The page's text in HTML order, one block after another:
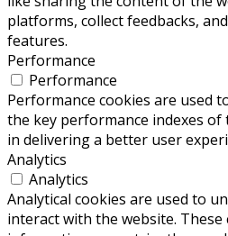
platforms, collect feedbacks,
features.
Performance
Performance
Performance cookies are used
the key performance indexes of
in delivering a better user
Analytics
Analytics
Analytical cookies are used to
interact with the website.